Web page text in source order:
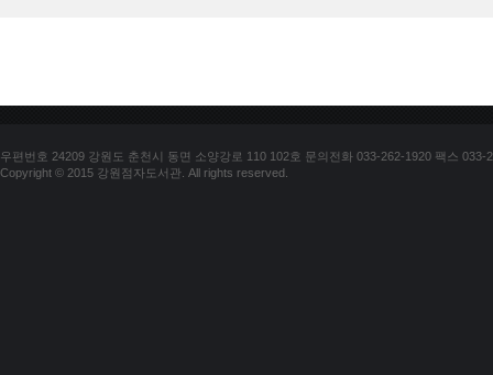
우편번호 24209 강원도 춘천시 동면 소양강로 110 102호 문의전화 033-262-1920 팩스 033-
Copyright © 2015 강원점자도서관. All rights reserved.